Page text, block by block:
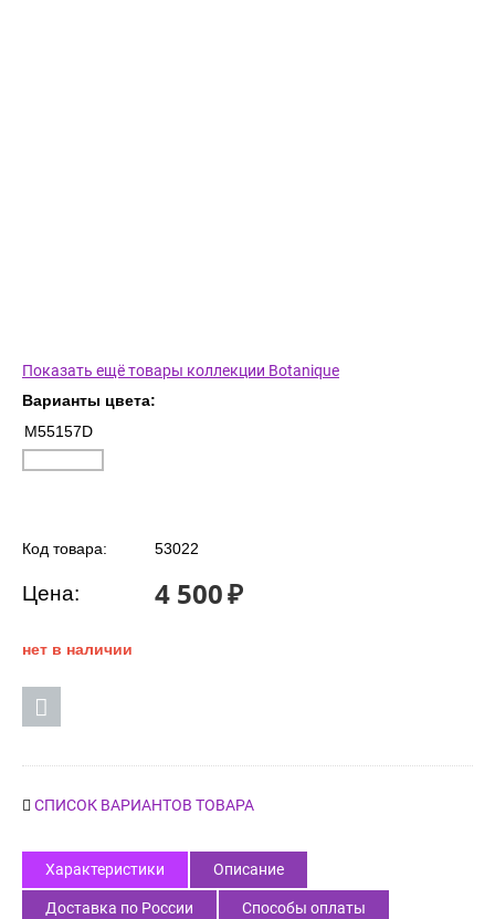
Показать ещё товары коллекции Botanique
Варианты цвета:
M55157D
Код товара: 53022
Цена: 4 500₽
нет в наличии
СПИСОК ВАРИАНТОВ ТОВАРА
Характеристики Описание
Доставка по России Способы оплаты